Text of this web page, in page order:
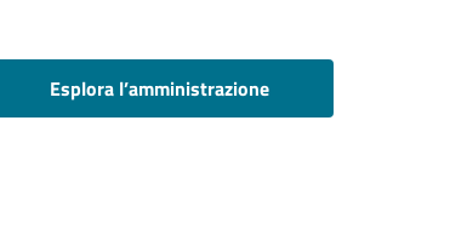
Esplora l’amministrazione